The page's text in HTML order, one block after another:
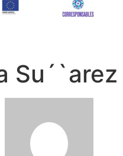
Su´`arez